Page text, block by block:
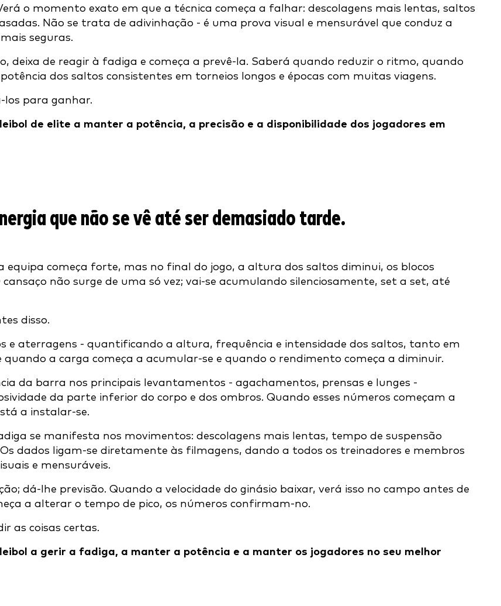
o momento exato em que a técnica começa a falhar: descolagens mais lentas, saltos
Não se trata de adivinhação - é uma prova visual e mensurável que conduz a
seguras.
deixa de reagir à fadiga e começa a prevê-la. Saberá quando reduzir o ritmo, quando
dos saltos consistentes em torneios longos e épocas com muitas viagens.
los para ganhar.
de elite a manter a potência, a precisão e a disponibilidade dos jogadores em
que não se vê até ser demasiado tarde.
equipa começa forte, mas no final do jogo, a altura dos saltos diminui, os blocos
não surge de uma só vez; vai-se acumulando silenciosamente, set a set, até
disso.
e aterragens - quantificando a altura, frequência e intensidade dos saltos, tanto em
a carga começa a acumular-se e quando o rendimento começa a diminuir.
da barra nos principais levantamentos - agachamentos, prensas e lunges -
da parte inferior do corpo e dos ombros. Quando esses números começam a
a instalar-se.
se manifesta nos movimentos: descolagens mais lentas, tempo de suspensão
dados ligam-se diretamente às filmagens, dando a todos os treinadores e membros
e mensuráveis.
dá-lhe previsão. Quando a velocidade do ginásio baixar, verá isso no campo antes de
a alterar o tempo de pico, os números confirmam-no.
as coisas certas.
a gerir a fadiga, a manter a potência e a manter os jogadores no seu melhor